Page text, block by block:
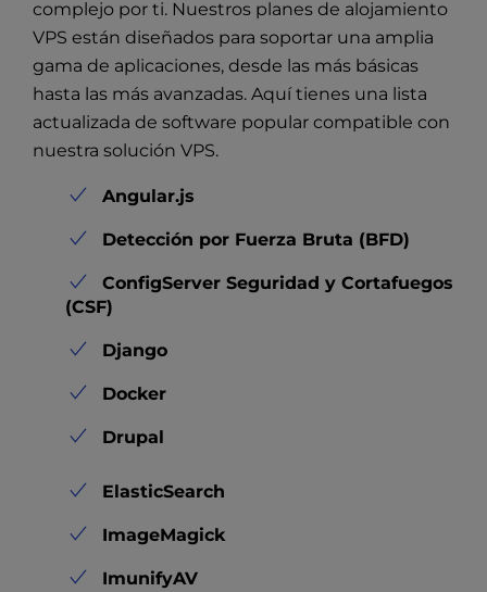
complejo por ti. Nuestros planes de alojamiento
VPS están diseñados para soportar una amplia
gama de aplicaciones, desde las más básicas
hasta las más avanzadas. Aquí tienes una lista
actualizada de software popular compatible con
nuestra solución VPS.
Angular.js
Detección por Fuerza Bruta (BFD)
ConfigServer Seguridad y Cortafuegos
(CSF)
Django
Docker
Drupal
ElasticSearch
ImageMagick
ImunifyAV